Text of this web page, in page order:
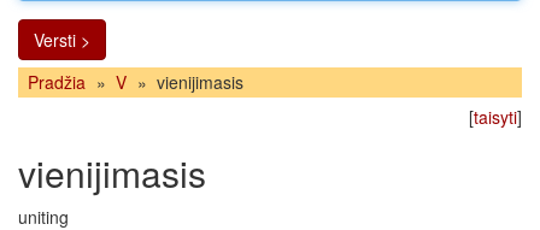
Versti >
Pradžia » V » vienijimasis
[taisyti]
vienijimasis
uniting